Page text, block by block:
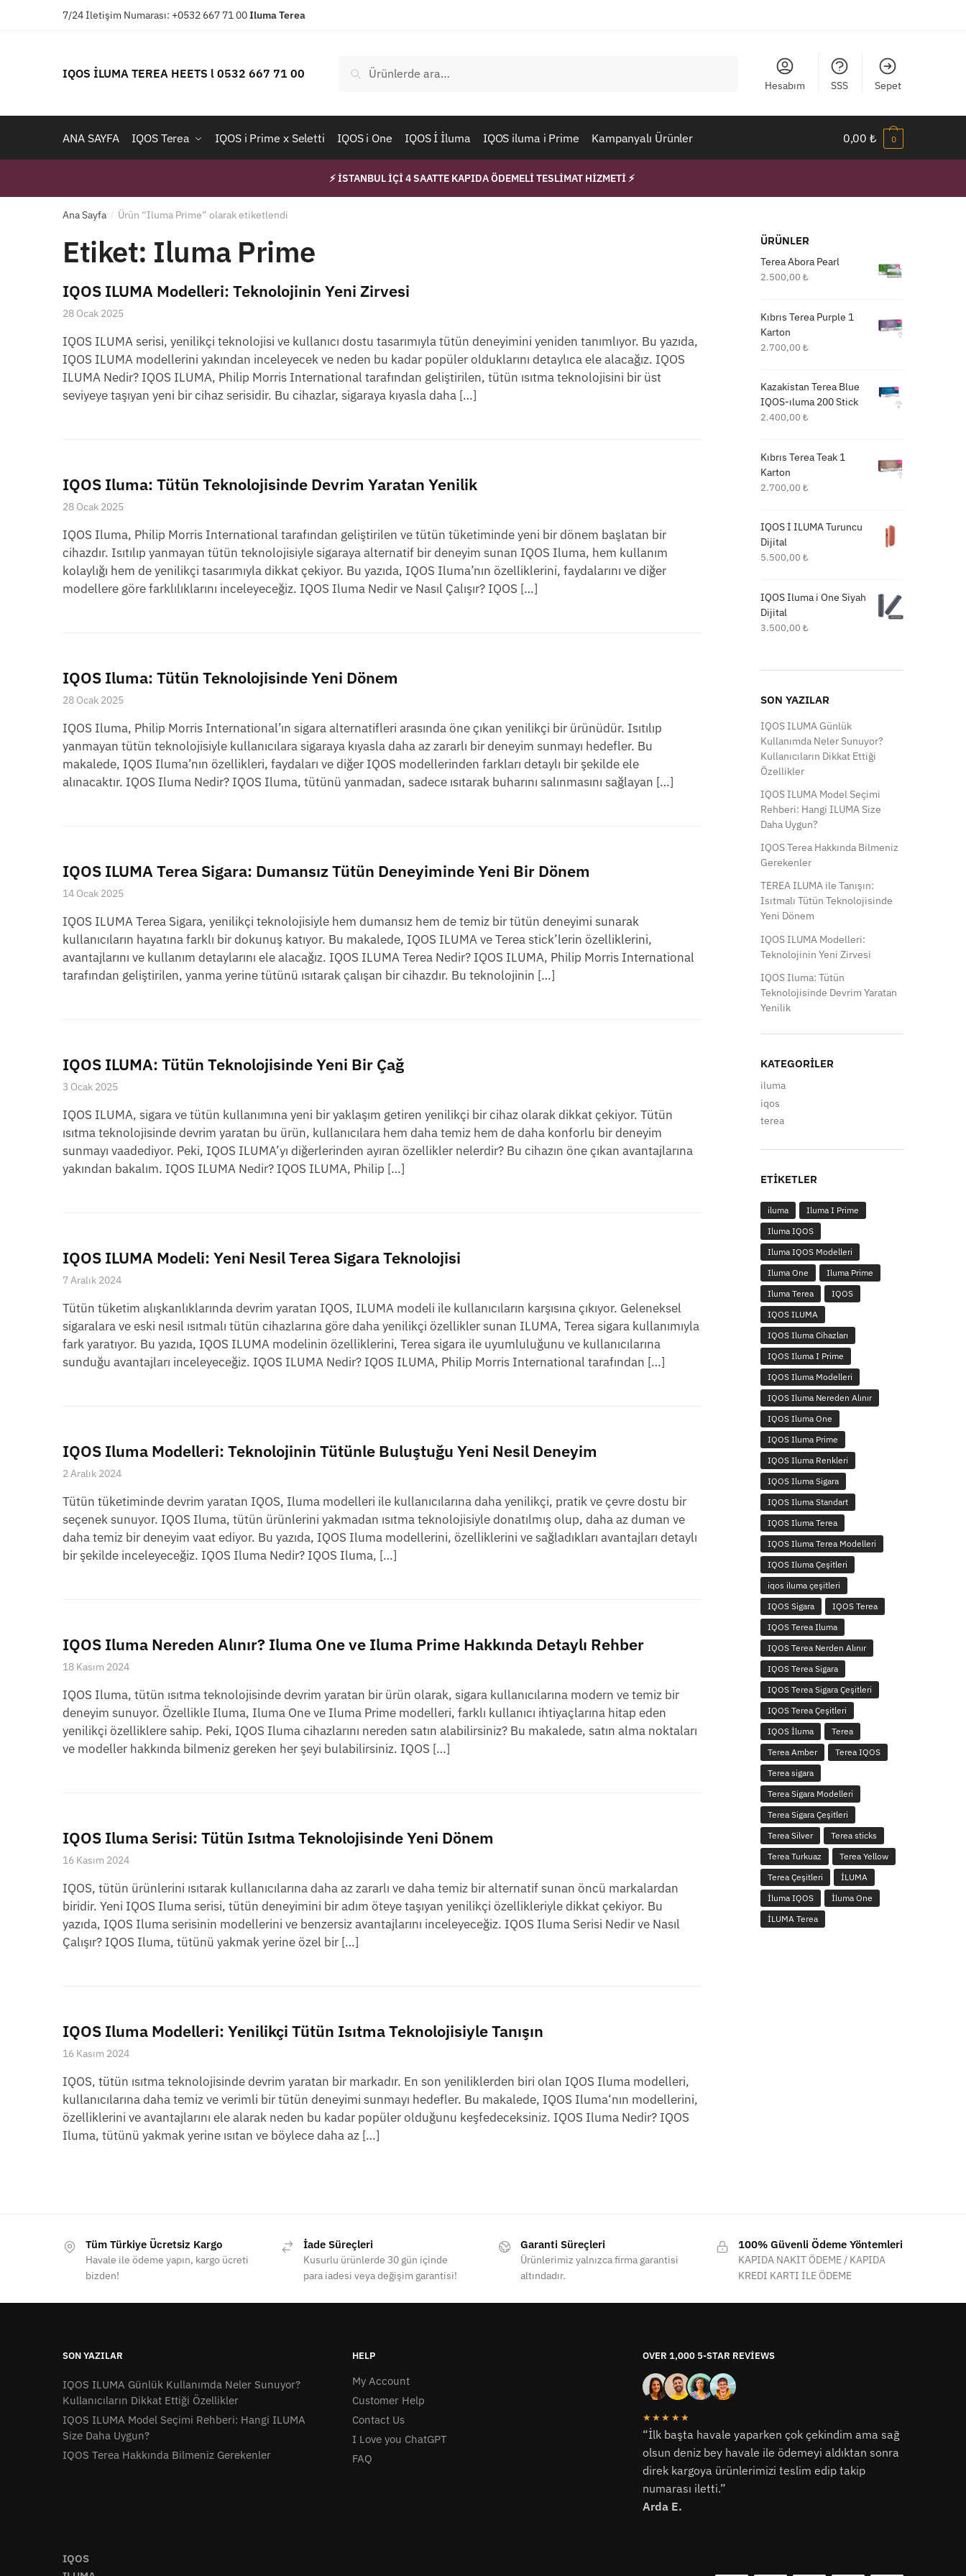
7/24 İletişim Numarası: +0532 667 71 00IlumaTerea
IQOS İLUMA TEREA HEETS l 0532 667 71 00 Ara
Hesabım SSS Sepet
ANA SAYFA IQOS Terea IQOS i Prime x Seletti IQOS i One IQOS İ İluma IQOS iluma i Prime Kampanyalı Ürünler 0,00₺ 0
⚡ İSTANBUL İÇİ 4 SAATTE KAPIDA ÖDEMELİ TESLİMAT HİZMETİ ⚡
Ana Sayfa / Ürün “Iluma Prime” olarak etiketlendi
Etiket: Iluma Prime
IQOS ILUMA Modelleri: Teknolojinin Yeni Zirvesi
28 Ocak 2025
IQOS ILUMA serisi, yenilikçi teknolojisi ve kullanıcı dostu tasarımıyla tütün deneyimini yeniden tanımlıyor. Bu yazıda,
IQOS ILUMA modellerini yakından inceleyecek ve neden bu kadar popüler olduklarını detaylıca ele alacağız. IQOS
ILUMA Nedir? IQOS ILUMA, Philip Morris International tarafından geliştirilen, tütün ısıtma teknolojisini bir üst
seviyeye taşıyan yeni bir cihaz serisidir. Bu cihazlar, sigaraya kıyasla daha […]
IQOS Iluma: Tütün Teknolojisinde Devrim Yaratan Yenilik
28 Ocak 2025
IQOS Iluma, Philip Morris International tarafından geliştirilen ve tütün tüketiminde yeni bir dönem başlatan bir
cihazdır. Isıtılıp yanmayan tütün teknolojisiyle sigaraya alternatif bir deneyim sunan IQOS Iluma, hem kullanım
kolaylığı hem de yenilikçi tasarımıyla dikkat çekiyor. Bu yazıda, IQOS Iluma’nın özelliklerini, faydalarını ve diğer
modellere göre farklılıklarını inceleyeceğiz. IQOS Iluma Nedir ve Nasıl Çalışır? IQOS […]
IQOS Iluma: Tütün Teknolojisinde Yeni Dönem
28 Ocak 2025
IQOS Iluma, Philip Morris International’ın sigara alternatifleri arasında öne çıkan yenilikçi bir ürünüdür. Isıtılıp
yanmayan tütün teknolojisiyle kullanıcılara sigaraya kıyasla daha az zararlı bir deneyim sunmayı hedefler. Bu
makalede, IQOS Iluma’nın özellikleri, faydaları ve diğer IQOS modellerinden farkları detaylı bir şekilde ele
alınacaktır. IQOS Iluma Nedir? IQOS Iluma, tütünü yanmadan, sadece ısıtarak buharını salınmasını sağlayan […]
IQOS ILUMA Terea Sigara: Dumansız Tütün Deneyiminde Yeni Bir Dönem
14 Ocak 2025
IQOS ILUMA Terea Sigara, yenilikçi teknolojisiyle hem dumansız hem de temiz bir tütün deneyimi sunarak
kullanıcıların hayatına farklı bir dokunuş katıyor. Bu makalede, IQOS ILUMA ve Terea stick’lerin özelliklerini,
avantajlarını ve kullanım detaylarını ele alacağız. IQOS ILUMA Terea Nedir? IQOS ILUMA, Philip Morris International
tarafından geliştirilen, yanma yerine tütünü ısıtarak çalışan bir cihazdır. Bu teknolojinin […]
IQOS ILUMA: Tütün Teknolojisinde Yeni Bir Çağ
3 Ocak 2025
IQOS ILUMA, sigara ve tütün kullanımına yeni bir yaklaşım getiren yenilikçi bir cihaz olarak dikkat çekiyor. Tütün
ısıtma teknolojisinde devrim yaratan bu ürün, kullanıcılara hem daha temiz hem de daha konforlu bir deneyim
sunmayı vaadediyor. Peki, IQOS ILUMA’yı diğerlerinden ayıran özellikler nelerdir? Bu cihazın öne çıkan avantajlarına
yakından bakalım. IQOS ILUMA Nedir? IQOS ILUMA, Philip […]
IQOS ILUMA Modeli: Yeni Nesil Terea Sigara Teknolojisi
7 Aralık 2024
Tütün tüketim alışkanlıklarında devrim yaratan IQOS, ILUMA modeli ile kullanıcıların karşısına çıkıyor. Geleneksel
sigaralara ve eski nesil ısıtmalı tütün cihazlarına göre daha yenilikçi özellikler sunan ILUMA, Terea sigara kullanımıyla
fark yaratıyor. Bu yazıda, IQOS ILUMA modelinin özelliklerini, Terea sigara ile uyumluluğunu ve kullanıcılarına
sunduğu avantajları inceleyeceğiz. IQOS ILUMA Nedir? IQOS ILUMA, Philip Morris International tarafından […]
IQOS Iluma Modelleri: Teknolojinin Tütünle Buluştuğu Yeni Nesil Deneyim
2 Aralık 2024
Tütün tüketiminde devrim yaratan IQOS, Iluma modelleri ile kullanıcılarına daha yenilikçi, pratik ve çevre dostu bir
seçenek sunuyor. IQOS Iluma, tütün ürünlerini yakmadan ısıtma teknolojisiyle donatılmış olup, daha az duman ve
daha temiz bir deneyim vaat ediyor. Bu yazıda, IQOS Iluma modellerini, özelliklerini ve sağladıkları avantajları detaylı
bir şekilde inceleyeceğiz. IQOS Iluma Nedir? IQOS Iluma, […]
IQOS Iluma Nereden Alınır? Iluma One ve Iluma Prime Hakkında Detaylı Rehber
18 Kasım 2024
IQOS Iluma, tütün ısıtma teknolojisinde devrim yaratan bir ürün olarak, sigara kullanıcılarına modern ve temiz bir
deneyim sunuyor. Özellikle Iluma, Iluma One ve Iluma Prime modelleri, farklı kullanıcı ihtiyaçlarına hitap eden
yenilikçi özelliklere sahip. Peki, IQOS Iluma cihazlarını nereden satın alabilirsiniz? Bu makalede, satın alma noktaları
ve modeller hakkında bilmeniz gereken her şeyi bulabilirsiniz. IQOS […]
IQOS Iluma Serisi: Tütün Isıtma Teknolojisinde Yeni Dönem
16 Kasım 2024
IQOS, tütün ürünlerini ısıtarak kullanıcılarına daha az zararlı ve daha temiz bir alternatif sunan öncü markalardan
biridir. Yeni IQOS Iluma serisi, tütün deneyimini bir adım öteye taşıyan yenilikçi özellikleriyle dikkat çekiyor. Bu
yazıda, IQOS Iluma serisinin modellerini ve benzersiz avantajlarını inceleyeceğiz. IQOS Iluma Serisi Nedir ve Nasıl
Çalışır? IQOS Iluma, tütünü yakmak yerine özel bir […]
IQOS Iluma Modelleri: Yenilikçi Tütün Isıtma Teknolojisiyle Tanışın
16 Kasım 2024
IQOS, tütün ısıtma teknolojisinde devrim yaratan bir markadır. En son yeniliklerden biri olan IQOS Iluma modelleri,
kullanıcılarına daha temiz ve verimli bir tütün deneyimi sunmayı hedefler. Bu makalede, IQOS Iluma‘nın modellerini,
özelliklerini ve avantajlarını ele alarak neden bu kadar popüler olduğunu keşfedeceksiniz. IQOS Iluma Nedir? IQOS
Iluma, tütünü yakmak yerine ısıtan ve böylece daha az […]
ÜRÜNLER
Terea Abora Pearl
2.500,00₺
Kıbrıs Terea Purple 1
Karton
2.700,00₺
Kazakistan Terea Blue
IQOS-ıluma 200 Stick
2.400,00₺
Kıbrıs Terea Teak 1
Karton
2.700,00₺
IQOS İ ILUMA Turuncu
Dijital
5.500,00₺
IQOS Iluma i One Siyah
Dijital
3.500,00₺
SON YAZILAR
IQOS ILUMA Günlük
Kullanımda Neler Sunuyor?
Kullanıcıların Dikkat Ettiği
Özellikler
IQOS ILUMA Model Seçimi
Rehberi: Hangi ILUMA Size
Daha Uygun?
IQOS Terea Hakkında Bilmeniz
Gerekenler
TEREA ILUMA ile Tanışın:
Isıtmalı Tütün Teknolojisinde
Yeni Dönem
IQOS ILUMA Modelleri:
Teknolojinin Yeni Zirvesi
IQOS Iluma: Tütün
Teknolojisinde Devrim Yaratan
Yenilik
KATEGORILER
iluma
iqos
terea
ETIKETLER
iluma
Iluma I Prime
Iluma IQOS
Iluma IQOS Modelleri
Iluma One
Iluma Prime
Iluma Terea
IQOS
IQOS ILUMA
IQOS Iluma Cihazları
IQOS Iluma I Prime
IQOS Iluma Modelleri
IQOS Iluma Nereden Alınır
IQOS Iluma One
IQOS Iluma Prime
IQOS Iluma Renkleri
IQOS Iluma Sigara
IQOS Iluma Standart
IQOS Iluma Terea
IQOS Iluma Terea Modelleri
IQOS Iluma Çeşitleri
iqos iluma çeşitleri
IQOS Sigara
IQOS Terea
IQOS Terea Iluma
IQOS Terea Nerden Alınır
IQOS Terea Sigara
IQOS Terea Sigara Çeşitleri
IQOS Terea Çeşitleri
IQOS İluma
Terea
Terea Amber
Terea IQOS
Terea sigara
Terea Sigara Modelleri
Terea Sigara Çeşitleri
Terea Silver
Terea sticks
Terea Turkuaz
Terea Yellow
Terea Çeşitleri
İLUMA
İluma IQOS
İluma One
İLUMA Terea
Tüm Türkiye Ücretsiz Kargo
Havale ile ödeme yapın, kargo ücreti
bizden!
İade Süreçleri
Kusurlu ürünlerde 30 gün içinde
para iadesi veya değişim garantisi!
Garanti Süreçleri
Ürünlerimiz yalnızca firma garantisi
altındadır.
100% Güvenli Ödeme Yöntemleri
KAPIDA NAKİT ÖDEME / KAPIDA
KREDİ KARTI İLE ÖDEME
SON YAZILAR
IQOS ILUMA Günlük Kullanımda Neler Sunuyor?
Kullanıcıların Dikkat Ettiği Özellikler
IQOS ILUMA Model Seçimi Rehberi: Hangi ILUMA
Size Daha Uygun?
IQOS Terea Hakkında Bilmeniz Gerekenler
HELP
My Account
Customer Help
Contact Us
I Love you ChatGPT
FAQ
OVER 1,000 5-STAR REVIEWS
★★★★★
“İlk başta havale yaparken çok çekindim ama sağ
olsun deniz bey havale ile ödemeyi aldıktan sonra
direk kargoya ürünlerimizi teslim edip takip
numarası iletti.”
Arda E.
IQOS